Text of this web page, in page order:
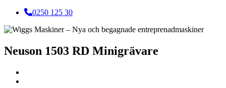
0250 125 30
Neuson 1503 RD Minigrävare